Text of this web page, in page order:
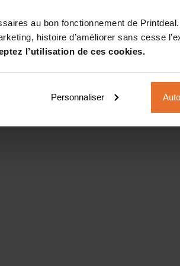
au bon fonctionnement de
histoire d’améliorer sans cesse
l’utilisation de ces cookies.
Personnaliser